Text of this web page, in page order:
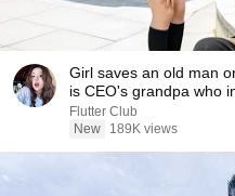
Girl saves an old man
is CEO's grandpa who
Flutter Club
New
189K views